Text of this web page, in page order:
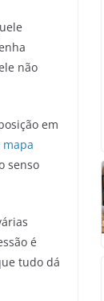
não
em
senso
é
tudo dá